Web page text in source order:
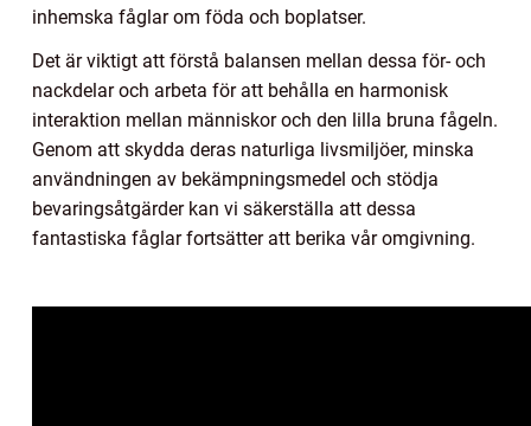
inhemska fåglar om föda och boplatser.
Det är viktigt att förstå balansen mellan dessa för- och
nackdelar och arbeta för att behålla en harmonisk
interaktion mellan människor och den lilla bruna fågeln.
Genom att skydda deras naturliga livsmiljöer, minska
användningen av bekämpningsmedel och stödja
bevaringsåtgärder kan vi säkerställa att dessa
fantastiska fåglar fortsätter att berika vår omgivning.